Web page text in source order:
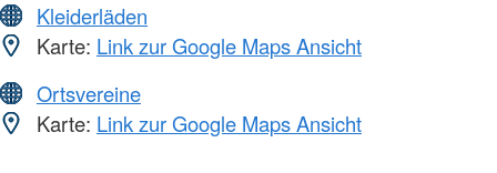
Kleiderläden
Karte: Link zur Google Maps Ansicht
Ortsvereine
Karte: Link zur Google Maps Ansicht